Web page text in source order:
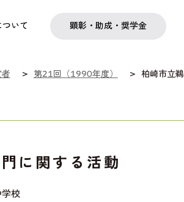
いて 顕彰・助成・奨学金
フェローシップ
日本語交流
プログラム 社会啓発事業
第21回（1990年度） 柏崎市立
に関する活動
校